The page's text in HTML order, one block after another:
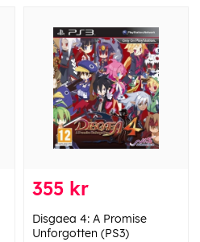
355 kr
Disgaea 4: A Promise
Unforgotten (PS3)